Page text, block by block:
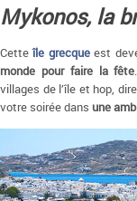
Mykonos, la
Cetteîle grecqueest
monde pour faire la fête
villages de l’île et hop,
votre soirée dans une